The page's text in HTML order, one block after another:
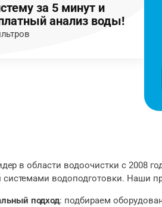
за 5 минут и
анализ воды!
в области водоочистки с 2008
водоподготовки. Наши
подход: подбираем